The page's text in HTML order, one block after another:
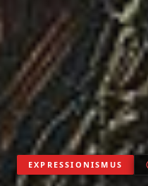
EXPRESSIONISMUS